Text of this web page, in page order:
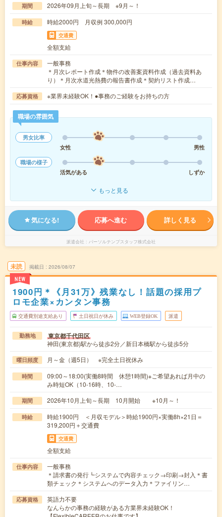
期間 2026年09月上旬～長期 ※9月～！
時給 時給2000円 月収例 300,000円
交通費
全額支給
仕事内容
一般事務
＊月次レポート作成＊物件の改善案資料作成（過去資料あ
り）＊月次水道光熱費の報告書作成＊契約リスト作成…
応募資格 ※業界未経験OK！●事務のご経験をお持ちの方
職場の雰囲気
男女比率
女性
男性
職場の様子
活気がある
しずか
もっと見る
気になる! 応募へ進む 詳しく見る
派遣会社 パーソルテンプスタッフ株式会社
未読
NEW
掲載日 2026/08/07
1900円＊《月31万》残業なし！話題の採用プ
ロモ企業×カンタン事務
交通費別途支給あり 土日祝日が休み WEB登録OK 派遣
勤務地 東京都千代田区
神田(東京都)駅から徒歩2分／新日本橋駅から徒歩5分
曜日頻度 月～金（週5日） ※完全土日祝休み
時間
09:00～18:00(実働8時間 休憩1時間)※ご希望あれば月中の
み時短OK（10-16時、10-…
期間 2026年10月上旬～長期 10月開始 ※10月～！
時給
時給1900円 ＜月収モデル＞時給1900円×実働8h×21日＝
319,200円＋交通費
交通費
全額支給
仕事内容
一般事務
＊請求書の発行┗システムで内容チェック→印刷→封入＊書
類チェック＊システムへのデータ入力＊ファイリン…
応募資格
英語力不要
なんらかの事務の経験がある方業界未経験OK！